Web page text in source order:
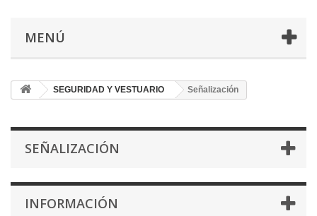
MENÚ
SEGURIDAD Y VESTUARIO Señalización
SEÑALIZACIÓN
INFORMACIÓN